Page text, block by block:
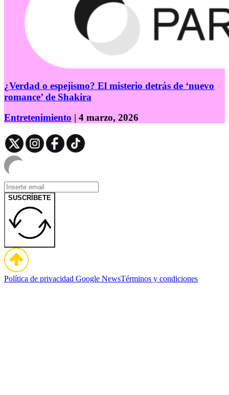
¿Verdad o espejismo? El misterio detrás de ‘nuevo
romance’ de Shakira
Entretenimiento | 4 marzo, 2026
SUSCRÍBETE
Política de privacidad Google NewsTérminos y condiciones